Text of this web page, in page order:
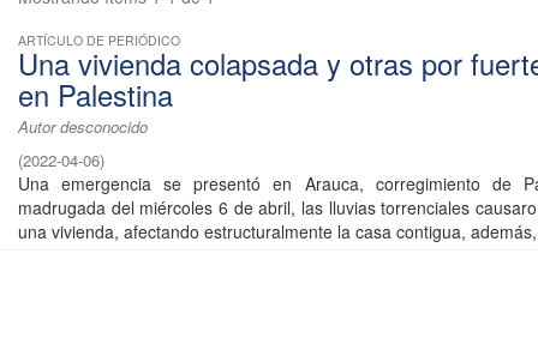
ARTÍCULO DE PERIÓDICO
Una vivienda colapsada y otras por
en Palestina
Autor desconocido
(2022-04-06)
Una emergencia se presentó en Arauca, corregimiento de
madrugada del miércoles 6 de abril, las lluvias torrenciales
una vivienda, afectando estructuralmente la casa contigua,